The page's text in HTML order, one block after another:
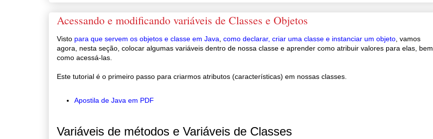
Acessando e modificando variáveis de Classes e Objetos
Visto para que servem os objetos e classe em Java como declarar, criar uma classe e instanciar um objeto , vamos
agora, nesta seção, colocar algumas variáveis dentro de nossa classe e aprender como atribuir valores para elas, bem
como acessá-las.
Este tutorial é o primeiro passo para criarmos atributos (características) em nossas classes.
Apostila de Java em PDF
Variáveis de métodos e Variáveis de Classes